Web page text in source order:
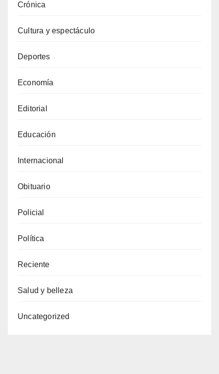
Crónica
Cultura y espectáculo
Deportes
Economía
Editorial
Educación
Internacional
Obituario
Policial
Política
Reciente
Salud y belleza
Uncategorized